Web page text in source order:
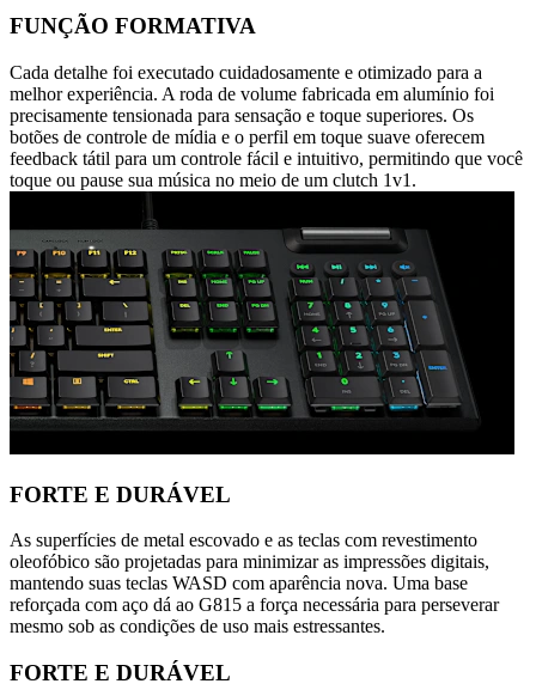
FUNÇÃO FORMATIVA
Cada detalhe foi executado cuidadosamente e otimizado para a
melhor experiência. A roda de volume fabricada em alumínio foi
precisamente tensionada para sensação e toque superiores. Os
botões de controle de mídia e o perfil em toque suave oferecem
feedback tátil para um controle fácil e intuitivo, permitindo que você
toque ou pause sua música no meio de um clutch 1v1.
FORTE E DURÁVEL
As superfícies de metal escovado e as teclas com revestimento
oleofóbico são projetadas para minimizar as impressões digitais,
mantendo suas teclas WASD com aparência nova. Uma base
reforçada com aço dá ao G815 a força necessária para perseverar
mesmo sob as condições de uso mais estressantes.
FORTE E DURÁVEL